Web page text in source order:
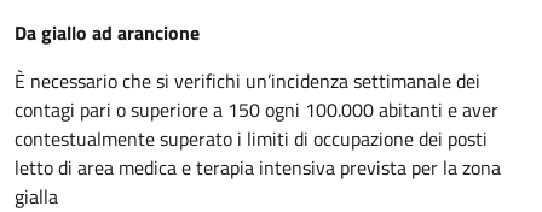
Da giallo ad arancione
È necessario che si verifichi un’incidenza settimanale dei
contagi pari o superiore a 150 ogni 100.000 abitanti e aver
contestualmente superato i limiti di occupazione dei posti
letto di area medica e terapia intensiva prevista per la zona
gialla